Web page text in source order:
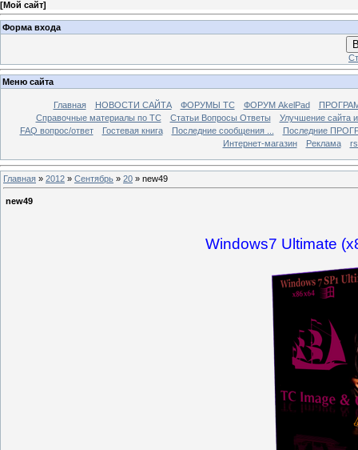
[Мой сайт]
Форма входа
Меню сайта
Главная НОВОСТИ САЙТА ФОРУМЫ TC ФОРУМ AkelPad
Справочные материалы по TС
Статьи Вопросы Ответы
Улучшение сайта
FAQ вопрос/ответ
Гостевая книга Последние сообщения ...
Последние
Интернет-магазин
Реклама
Главная » 2012 » Сентябрь » 20 » new49
new49
Windows7 Ultimate